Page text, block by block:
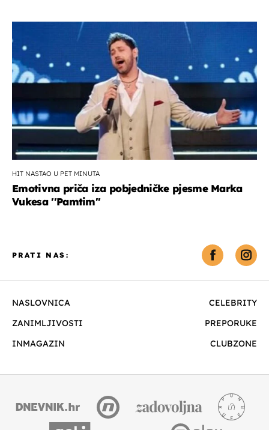
HIT NASTAO U PET MINUTA
Emotivna priča iza pobjedničke pjesme Marka
Vukesa ''Pamtim''
NASLOVNICA
CELEBRITY
ZANIMLJIVOSTI
PREPORUKE
INMAGAZIN
CLUBZONE
PRATI NAS: